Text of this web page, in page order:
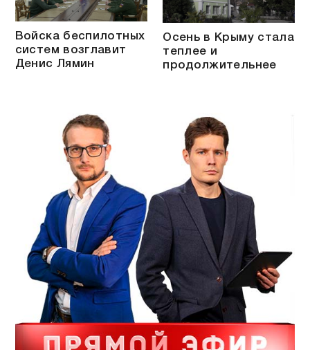
Войска беспилотных
систем возглавит
Денис Лямин
Осень в Крыму стала
теплее и
продолжительнее